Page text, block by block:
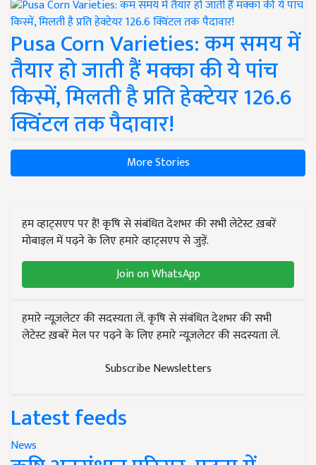
Pusa Corn Varieties: कम समय में
तैयार हो जाती हैं मक्का की ये पांच
किस्में, मिलती है प्रति हेक्टेयर 126.6
क्विंटल तक पैदावार!
More Stories
हम व्हाट्सएप पर हैं! कृषि से संबंधित देशभर की सभी लेटेस्ट ख़बरें
मोबाइल में पढ़ने के लिए हमारे व्हाट्सएप से जुड़ें.
Join on WhatsApp
हमारे न्यूज़लेटर की सदस्यता लें. कृषि से संबंधित देशभर की सभी
लेटेस्ट ख़बरें मेल पर पढ़ने के लिए हमारे न्यूज़लेटर की सदस्यता लें.
Subscribe Newsletters
Latest feeds
News